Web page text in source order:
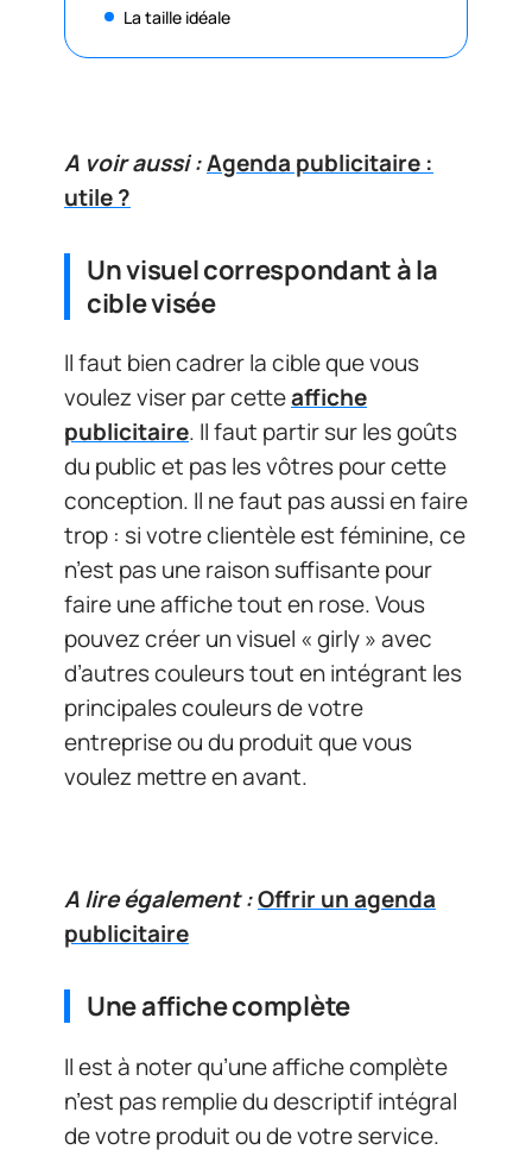
La taille idéale
A voir aussi :Agenda publicitaire :
utile ?
Un visuel correspondant à la
cible visée
Il faut bien cadrer la cible que vous
voulez viser par cetteaffiche
publicitaire. Il faut partir sur les goûts
du public et pas les vôtres pour cette
conception. Il ne faut pas aussi en faire
trop : si votre clientèle est féminine, ce
n’est pas une raison suffisante pour
faire une affiche tout en rose. Vous
pouvez créer un visuel « girly » avec
d’autres couleurs tout en intégrant les
principales couleurs de votre
entreprise ou du produit que vous
voulez mettre en avant.
A lire également :Offrir un agenda
publicitaire
Une affiche complète
Il est à noter qu’une affiche complète
n’est pas remplie du descriptif intégral
de votre produit ou de votre service.